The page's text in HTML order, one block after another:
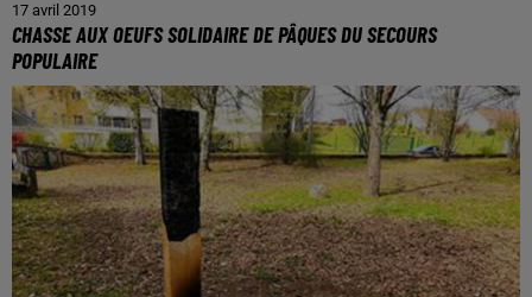
17 avril 2019
CHASSE AUX OEUFS SOLIDAIRE DE PÂQUES DU SECOURS
POPULAIRE